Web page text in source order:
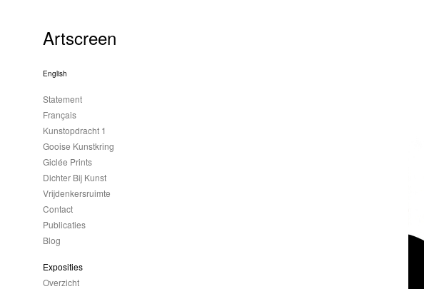
Artscreen
English
Statement
Français
Kunstopdracht 1
Gooise Kunstkring
Giclée Prints
Dichter Bij Kunst
Vrijdenkersruimte
Contact
Publicaties
Blog
Exposities
Overzicht